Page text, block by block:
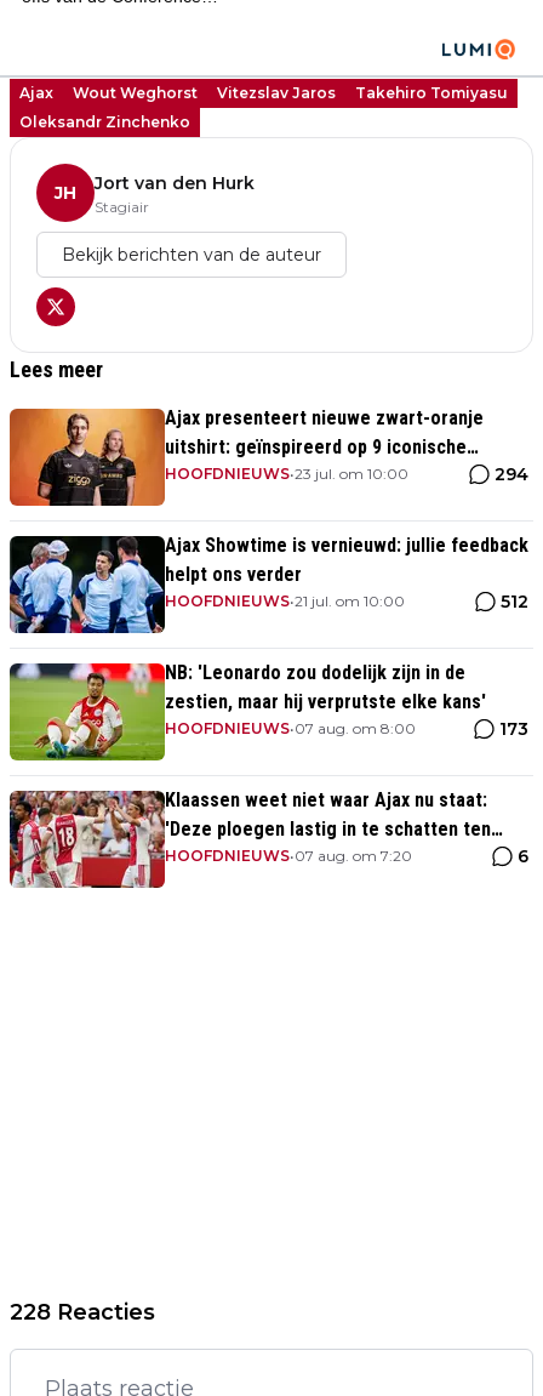
Ajax Wout Weghorst Vitezslav Jaros
Takehiro Tomiyasu
Oleksandr Zinchenko
JH Jort van den Hurk
Stagiair
Bekijk berichten van de auteur
Lees meer
Ajax presenteert nieuwe zwart-oranje
uitshirt: geïnspireerd op 9 iconische
momenten uit clubhistorie
HOOFDNIEUWS•23 jul. om 10:00 294
Ajax Showtime is vernieuwd: jullie feedback
helpt ons verder
HOOFDNIEUWS•21 jul. om 10:00 512
NB: 'Leonardo zou dodelijk zijn in de
zestien, maar hij verprutste elke kans'
HOOFDNIEUWS•07 aug. om 8:00 173
Klaassen weet niet waar Ajax nu staat:
'Deze ploegen lastig in te schatten ten
opzichte van Eredivisie'
HOOFDNIEUWS•07 aug. om 7:20 6
228 Reacties